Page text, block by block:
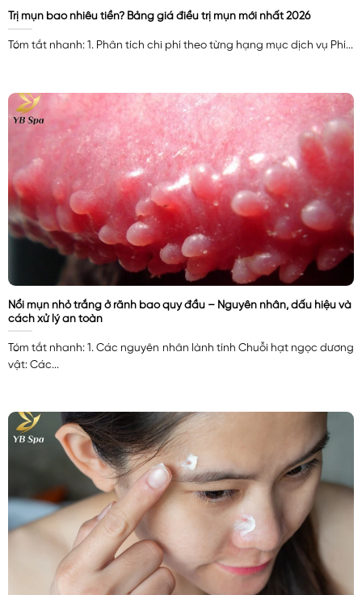
Trị mụn bao nhiêu tiền? Bảng giá điều trị mụn mới nhất 2026
Tóm tắt nhanh: 1. Phân tích chi phí theo từng hạng mục dịch vụ Phí...
Nổi mụn nhỏ trắng ở rãnh bao quy đầu – Nguyên nhân, dấu hiệu và
cách xử lý an toàn
Tóm tắt nhanh: 1. Các nguyên nhân lành tính Chuỗi hạt ngọc dương
vật: Các...